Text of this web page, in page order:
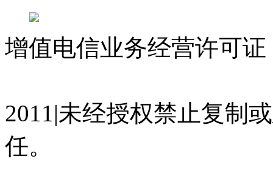
增值电信业务经营许可
2011|未经授权禁止复制
任。